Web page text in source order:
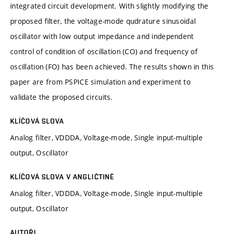
integrated circuit development. With slightly modifying the
proposed filter, the voltage-mode qudrature sinusoidal
oscillator with low output impedance and independent
control of condition of oscillation (CO) and frequency of
oscillation (FO) has been achieved. The results shown in this
paper are from PSPICE simulation and experiment to
validate the proposed circuits.
KLÍČOVÁ SLOVA
Analog filter, VDDDA, Voltage-mode, Single input-multiple
output, Oscillator
KLÍČOVÁ SLOVA V ANGLIČTINĚ
Analog filter, VDDDA, Voltage-mode, Single input-multiple
output, Oscillator
AUTOŘI